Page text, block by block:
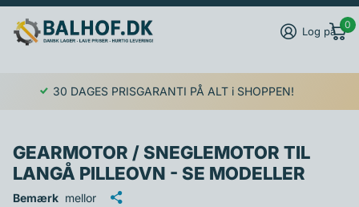
Log på
0
30 DAGES PRISGARANTI PÅ ALT i SHOPPEN!
GEARMOTOR / SNEGLEMOTOR TIL
LANGÅ PILLEOVN - SE MODELLER
Bemærk mellor